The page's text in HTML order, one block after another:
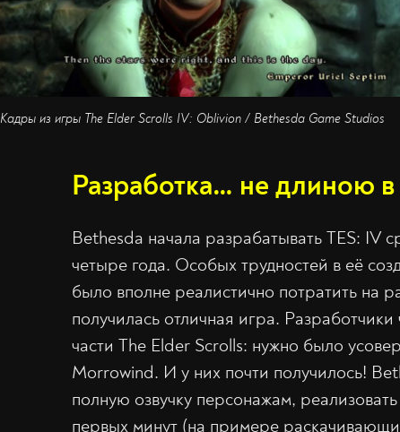
Кадры из игры The Elder Scrolls IV: Oblivion / Bethesda Game Studios
Разработка… не длиною
Bethesda начала разрабатывать TES: IV
четыре года. Особых трудностей в её
было вполне реалистично потратить на
получилась отличная игра.
части The Elder Scrolls: нужно было
Morrowind. И у них почти получилось!
полную озвучку персонажам,
первых минут (на примере